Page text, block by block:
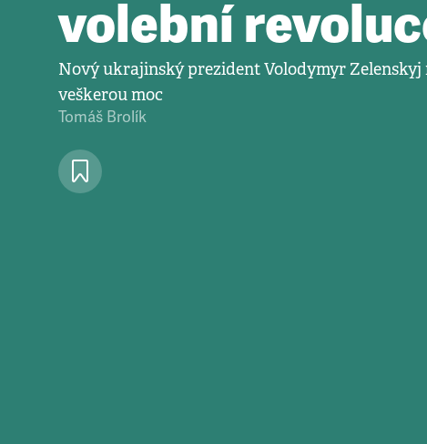
volební
Nový ukrajinský prezident Volodymyr Zelenskyj
veškerou moc
Tomáš Brolík